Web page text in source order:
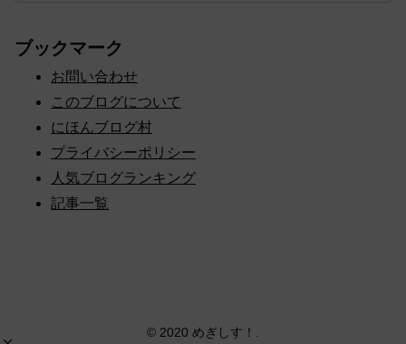
ブックマーク
お問い合わせ
このブログについて
にほんブログ村
プライバシーポリシー
人気ブログランキング
記事一覧
© 2020 めぎしす！.